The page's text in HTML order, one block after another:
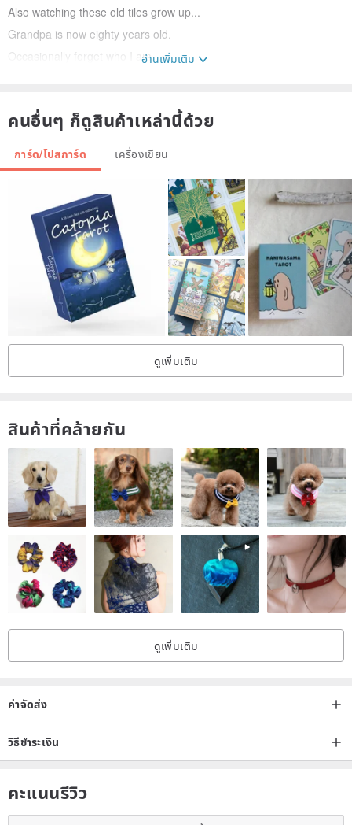
Also watching these old tiles grow up...
Grandpa is now eighty years old.
Occasionally forget who I am...~
piano.
One evening, I stay with him like that.
Singing on old brick flowers...
------------------------------------------------ ----------------------
Ancient floor tiles and wall tiles tell ancient stories.
It's like the grandfather's floor tiles.
Also tells about the passing bustling...
If it is a round,
Beating the rhythm of three beats,
The old brick flower was in the evening sun,
Faded shadows
Dance in the middle of the gorgeous square...
อ่านเพิ่มเติม
คนอื่นๆ ก็ดูสินค้าเหล่านี้ด้วย
การ์ด/โปสการ์ด เครื่องเขียน
ดูเพิ่มเติม
สินค้าที่คล้ายกัน
ดูเพิ่มเติม
ค่าจัดส่ง
วิธีชำระเงิน
คะแนนรีวิว